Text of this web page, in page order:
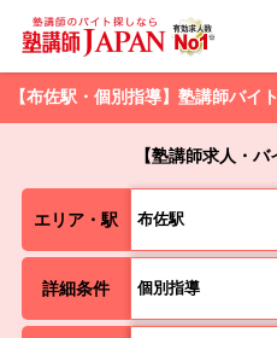
【布佐駅・個別指導】塾講師バ
【塾講師求人・バ
エリア・駅 布佐駅
詳細条件 個別指導